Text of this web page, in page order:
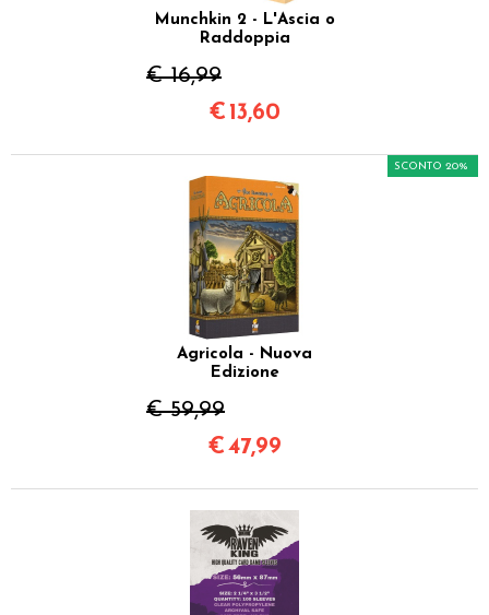
Munchkin 2 - L'Ascia o
Raddoppia
€ 16,99
€ 13,60
Agricola - Nuova
Edizione
€ 59,99
SCONTO 20%
€47,99